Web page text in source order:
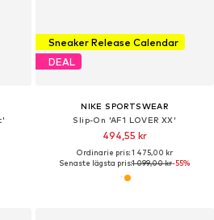
Sneaker Release Calendar
DEAL
NIKE SPORTSWEAR
Slip-On 'AF1 LOVER XX'
494,55 kr
Ordinarie pris: 1 475,00 kr
Senaste lägsta pris:1 099,00 kr-55%